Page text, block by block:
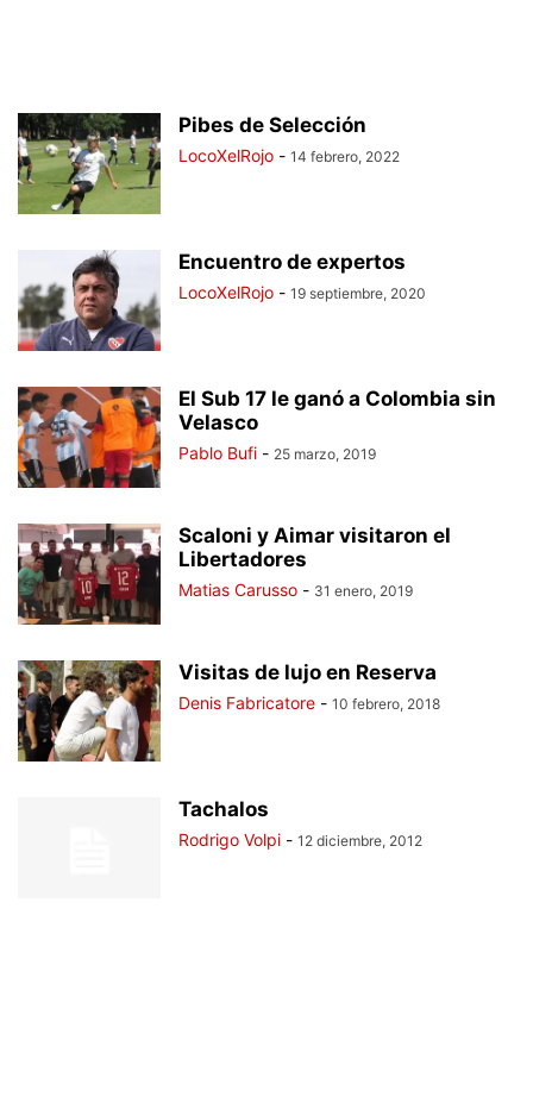
Pibes de Selección
LocoXelRojo - 14 febrero, 2022
Encuentro de expertos
LocoXelRojo - 19 septiembre, 2020
El Sub 17 le ganó a Colombia sin
Velasco
Pablo Bufi - 25 marzo, 2019
Scaloni y Aimar visitaron el
Libertadores
Matias Carusso - 31 enero, 2019
Visitas de lujo en Reserva
Denis Fabricatore - 10 febrero, 2018
Tachalos
Rodrigo Volpi - 12 diciembre, 2012